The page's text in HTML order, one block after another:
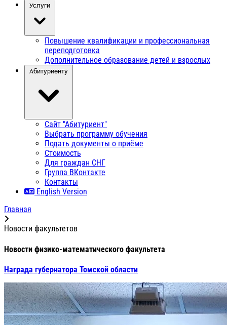
Услуги
Повышение квалификации и профессиональная
переподготовка
Дополнительное образование детей и взрослых
Абитуриенту
Сайт "Абитуриент"
Выбрать программу обучения
Подать документы о приёме
Стоимость
Для граждан СНГ
Группа ВКонтакте
Контакты
English Version
Главная
Новости факультетов
Новости физико-математического факультета
Награда губернатора Томской области